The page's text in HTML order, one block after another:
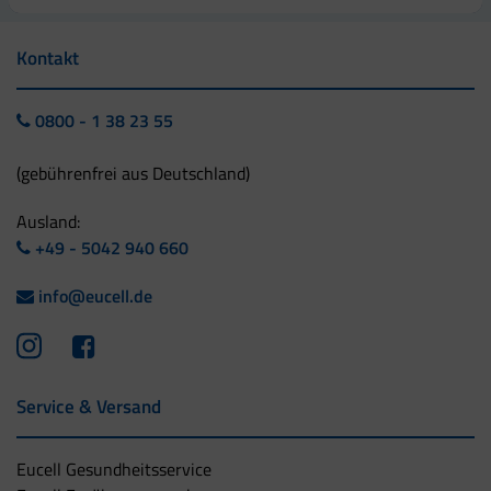
Kontakt
0800 - 1 38 23 55
(gebührenfrei aus Deutschland)
Ausland:
+49 - 5042 940 660
info@eucell.de
Service & Versand
Eucell Gesundheitsservice